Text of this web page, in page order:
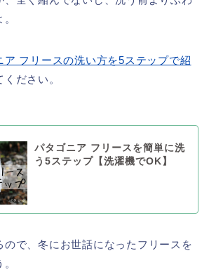
ア フリースの洗い方を5ステップで紹
ださい。
パタゴニア フリースを簡単に洗
う5ステップ【洗濯機でOK】
ので、冬にお世話になったフリースを